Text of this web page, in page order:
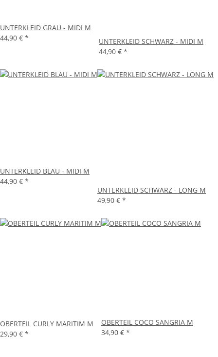
UNTERKLEID GRAU - MIDI M
44,90 € *
UNTERKLEID SCHWARZ - MIDI M
44,90 € *
UNTERKLEID BLAU - MIDI M
44,90 € *
UNTERKLEID SCHWARZ - LONG M
49,90 € *
OBERTEIL CURLY MARITIM M
29,90 € *
OBERTEIL COCO SANGRIA M
34,90 € *